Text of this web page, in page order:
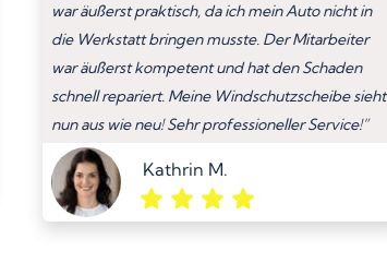
war äußerst praktisch, da ich mein Auto nicht in
die Werkstatt bringen musste. Der Mitarbeiter
war äußerst kompetent und hat den Schaden
schnell repariert. Meine Windschutzscheibe sieht
nun aus wie neu! Sehr professioneller Service!”
Kathrin M.